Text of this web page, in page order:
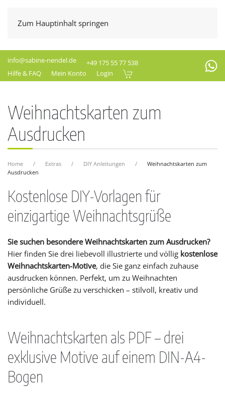
Zum Hauptinhalt springen
info@sabine-nendel.de
+49 175 55 77 538
Hilfe & FAQ
Mein Konto Login
Weihnachtskarten zum
Ausdrucken
Home Extras DIY Anleitungen
Weihnachtskarten zum
Ausdrucken
Kostenlose DIY-Vorlagen für
einzigartige Weihnachtsgrüße
Sie suchen besondere Weihnachtskarten zum Ausdrucken?
Hier finden Sie drei liebevoll illustrierte und völlig kostenlose
Weihnachtskarten-Motive, die Sie ganz einfach zuhause
ausdrucken können. Perfekt, um zu Weihnachten
persönliche Grüße zu verschicken – stilvoll, kreativ und
individuell.
Weihnachtskarten als PDF – drei
exklusive Motive auf einem DIN-A4-
Bogen